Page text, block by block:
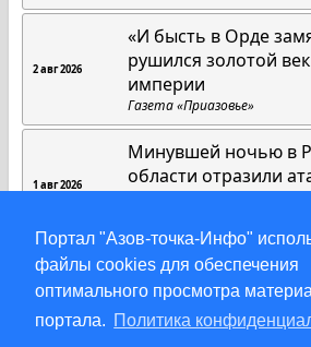
Портал "Азов-точка-Инфо"
файлы cookies для обеспечения
оптимального просмотра
портала. Политика
2 авг 2026
«И бысть в Орде
рушился золотой
империи
Газета «Приазовье»
1 авг 2026
Минувшей ночью в
области отразили